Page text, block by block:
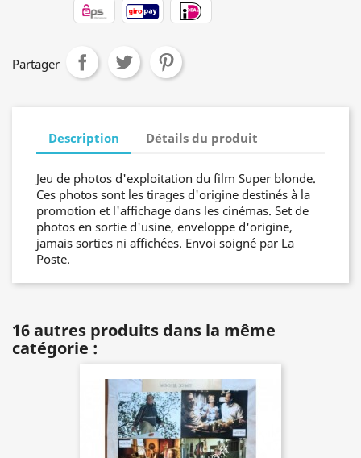
Partager
Description Détails du produit
Jeu de photos d'exploitation du film Super blonde.
Ces photos sont les tirages d'origine destinés à la
promotion et l'affichage dans les cinémas. Set de
photos en sortie d'usine, enveloppe d'origine,
jamais sorties ni affichées. Envoi soigné par La
Poste.
16 autres produits dans la même
catégorie :